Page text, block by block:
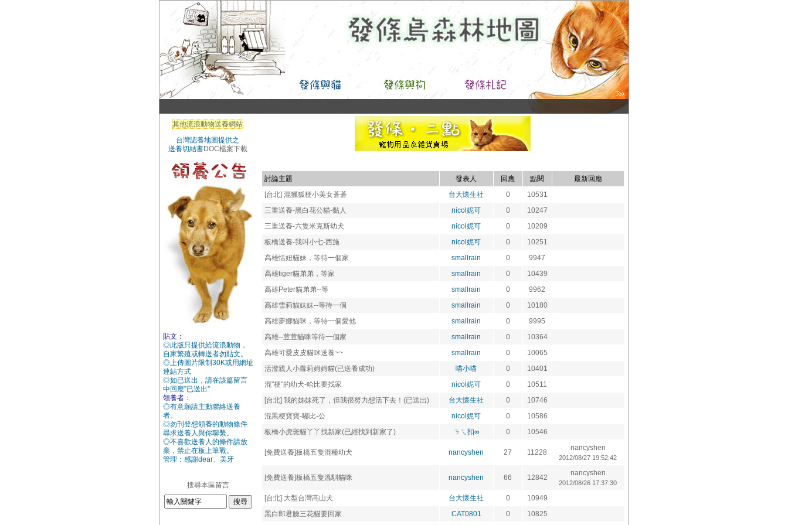
其他流浪動物送養網站
台灣認養地圖提供之
送養切結書DOC檔案下載
貼文：
◎此版只提供給流浪動物，
自家繁殖或轉送者勿貼文。
◎上傳圖片限制30K或用網址
連結方式
◎如已送出，請在該篇留言
中回應”已送出”
領養者：
◎有意願請主動聯絡送養
者。
◎勿刊登想領養的動物條件
尋求送養人與你聯繫。
◎不喜歡送養人的條件請放
棄，禁止在板上筆戰。
管理：感謝dear、美牙
搜尋本區留言
討論主題 發表人 回應 點閱
最新回應
[台北] 混獵狐梗小美女蒼蒼
台大懷生社 0
10531
三重送養-黑白花公貓-黏人
nicol妮可 0
10247
三重送養-六隻米克斯幼犬
nicol妮可 0
10209
板橋送養-我叫小七-西施
nicol妮可 0
10251
高雄恬妞貓妹，等待一個家
smallrain 0
9947
高雄tiger貓弟弟，等家
smallrain 0
10439
高雄Peter貓弟弟--等
smallrain 0
9962
高雄雪莉貓妹妹--等待一個
smallrain 0
10180
高雄夢娜貓咪，等待一個愛他
smallrain 0
9995
高雄--荳荳貓咪等待一個家
smallrain 0
10364
高雄可愛皮皮貓咪送養~~
smallrain 0
10065
活潑親人小蘿莉姆姆貓(已送養成功)
喵小喵 0
10401
混"梗"的幼犬-哈比要找家
nicol妮可 0
10511
[台北] 我的姊妹死了，但我很努力想活下去！(已送出)
台大懷生社 0
10746
混黑梗寶寶-嘟比-公
nicol妮可 0
10586
板橋小虎斑貓丫丫找新家(已經找到新家了)
ㄋㄟ扣∞ 0 10546
[免費送養]板橋五隻混種幼犬 nancyshen 27 11228
nancyshen
2012/08/27 19:52:42
[免費送養]板橋五隻溫馴貓咪 nancyshen 66 12842
nancyshen
2012/08/26 17:37:30
[台北] 大型台灣高山犬 台大懷生社 0
10949
黑白郎君臉三花貓要回家
CAT0801 0 10825